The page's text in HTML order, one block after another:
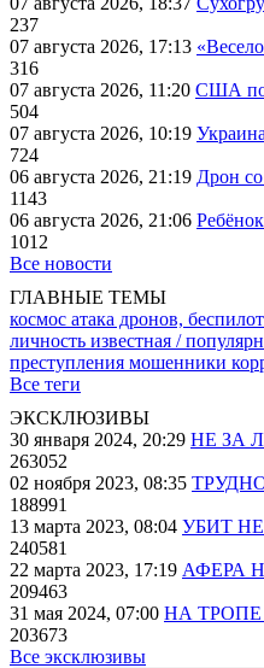
237
07 августа 2026, 17:13
316
07 августа 2026, 11:20 США
504
07 августа 2026, 10:19
724
06 августа 2026, 21:19 Дрон
1143
06 августа 2026, 21:06
1012
Все новости
ГЛАВНЫЕ ТЕМЫ
космос атака дронов,
личность известная /
преступления мошенники
Все теги
ЭКСКЛЮЗИВЫ
30 января 2024, 20:29 НЕ ЗА
263052
02 ноября 2023, 08:35
188991
13 марта 2023, 08:04 УБИТ
240581
22 марта 2023, 17:19 АФЕРА
209463
31 мая 2024, 07:00 НА
203673
Все эксклюзивы